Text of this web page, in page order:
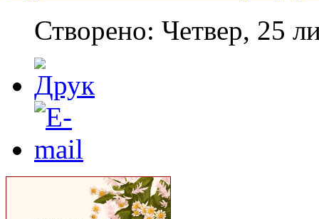
Створено: Четвер, 25